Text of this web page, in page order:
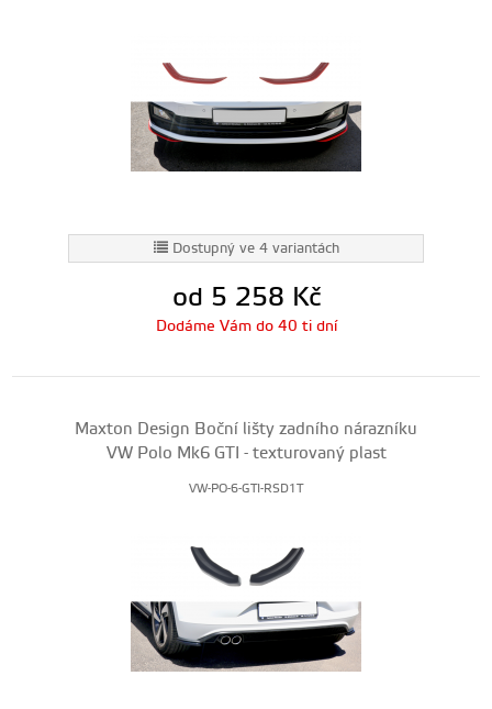
Dostupný ve 4 variantách
od 5 258 Kč
Dodáme Vám do 40 ti dní
Maxton Design Boční lišty zadního nárazníku
VW Polo Mk6 GTI - texturovaný plast
VW-PO-6-GTI-RSD1T